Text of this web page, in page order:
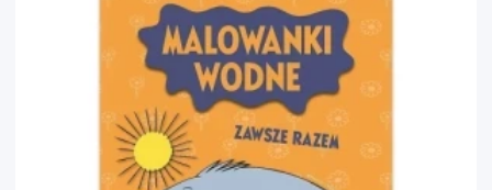
Wyprawka